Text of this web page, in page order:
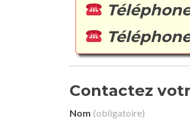
Contactez
Nom (obligatoire)